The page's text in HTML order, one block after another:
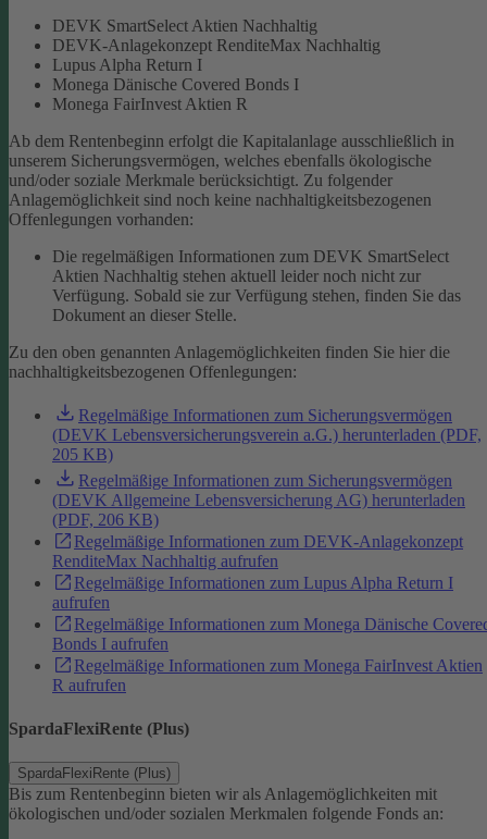
DEVK SmartSelect Aktien Nachhaltig
DEVK-Anlagekonzept RenditeMax Nachhaltig
Lupus Alpha Return I
Monega Dänische Covered Bonds I
Monega FairInvest Aktien R
Ab dem Rentenbeginn erfolgt die Kapitalanlage ausschließlich in
unserem Sicherungsvermögen, welches ebenfalls ökologische
und/oder soziale Merkmale berücksichtigt. Zu folgender
Anlagemöglichkeit sind noch keine nachhaltigkeitsbezogenen
Offenlegungen vorhanden:
Die regelmäßigen Informationen zum DEVK SmartSelect
Aktien Nachhaltig stehen aktuell leider noch nicht zur
Verfügung. Sobald sie zur Verfügung stehen, finden Sie das
Dokument an dieser Stelle.
Zu den oben genannten Anlagemöglichkeiten finden Sie hier die
nachhaltigkeitsbezogenen Offenlegungen:
Regelmäßige Informationen zum Sicherungsvermögen
(DEVK Lebensversicherungsverein a.G.) herunterladen (PDF,
205 KB)
Regelmäßige Informationen zum Sicherungsvermögen
(DEVK Allgemeine Lebensversicherung AG) herunterladen
(PDF, 206 KB)
Regelmäßige Informationen zum DEVK-Anlagekonzept
RenditeMax Nachhaltig aufrufen
Regelmäßige Informationen zum Lupus Alpha Return I
aufrufen
Regelmäßige Informationen zum Monega Dänische
Bonds I aufrufen
Regelmäßige Informationen zum Monega FairInvest Aktien
R aufrufen
SpardaFlexiRente (Plus)
SpardaFlexiRente (Plus)
Bis zum Rentenbeginn bieten wir als Anlagemöglichkeiten mit
ökologischen und/oder sozialen Merkmalen folgende Fonds an: